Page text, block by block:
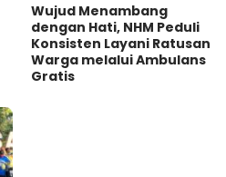
Wujud Menambang
dengan Hati, NHM Peduli
Konsisten Layani Ratusan
Warga melalui Ambulans
Gratis